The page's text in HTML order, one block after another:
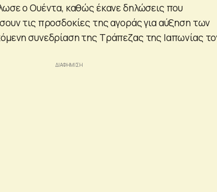
ο Ουέντα, καθώς έκανε δηλώσεις που
τις προσδοκίες της αγοράς για αύξηση των
συνεδρίαση της Τράπεζας της Ιαπωνίας